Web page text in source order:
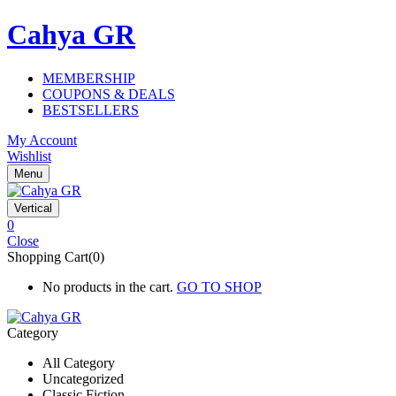
Cahya GR
MEMBERSHIP
COUPONS & DEALS
BESTSELLERS
My Account
Wishlist
Menu
Vertical
0
Close
Shopping Cart(0)
No products in the cart. GO TO SHOP
Category
All Category
Uncategorized